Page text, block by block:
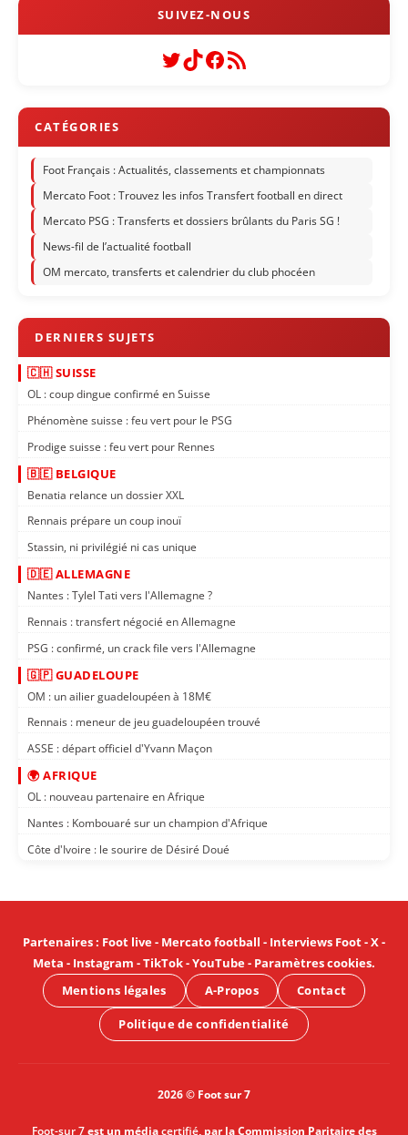
Twitter
TikTok
Facebook
Flux RSS
Foot Français : Actualités, classements et championnats
Mercato Foot : Trouvez les infos Transfert football en direct
Mercato PSG : Transferts et dossiers brûlants du Paris SG !
News-fil de l’actualité football
OM mercato, transferts et calendrier du club phocéen
🇨🇭 SUISSE
OL : coup dingue confirmé en Suisse
Phénomène suisse : feu vert pour le PSG
Prodige suisse : feu vert pour Rennes
🇧🇪 BELGIQUE
Benatia relance un dossier XXL
Rennais prépare un coup inouï
Stassin, ni privilégié ni cas unique
🇩🇪 ALLEMAGNE
Nantes : Tylel Tati vers l'Allemagne ?
Rennais : transfert négocié en Allemagne
PSG : confirmé, un crack file vers l'Allemagne
🇬🇵 GUADELOUPE
OM : un ailier guadeloupéen à 18M€
Rennais : meneur de jeu guadeloupéen trouvé
ASSE : départ officiel d'Yvann Maçon
🌍 AFRIQUE
OL : nouveau partenaire en Afrique
Nantes : Kombouaré sur un champion d'Afrique
Côte d'Ivoire : le sourire de Désiré Doué
Partenaires: Foot live- Mercato football - Interviews Foot-X-
Meta - Instagram -TikTok-YouTube- Paramètres cookies.
Mentions légales
A-Propos Contact
Politique de confidentialité
2026 © Foot sur 7
Foot-sur 7est un médiacertifié, par la Commission Paritaire des